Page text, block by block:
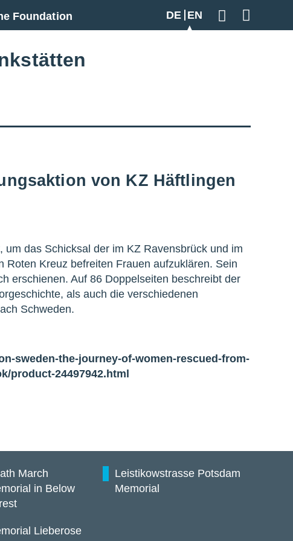
Foundation DE EN
von KZ Häftlingen
das Schicksal der im KZ Ravensbrück und im
Kreuz befreiten Frauen aufzuklären. Sein
erschienen. Auf 86 Doppelseiten beschreibt der
als auch die verschiedenen
Schweden.
sweden-the-journey-of-women-rescued-from-
product-24497942.html
March
in Below
Leistikowstrasse Potsdam
Memorial
Lieberose